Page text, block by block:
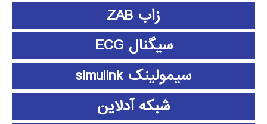
زاب ZAB
سیگنال ECG
سیمولینک simulink
شبکه آدلاین